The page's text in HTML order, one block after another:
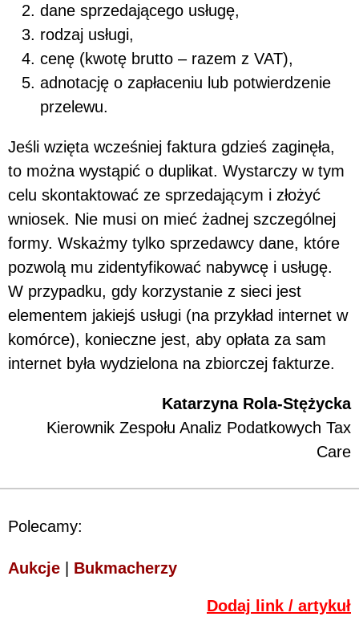
dane sprzedającego usługę,
rodzaj usługi,
cenę (kwotę brutto – razem z VAT),
adnotację o zapłaceniu lub potwierdzenie
przelewu.
Jeśli wzięta wcześniej faktura gdzieś zaginęła,
to można wystąpić o duplikat. Wystarczy w tym
celu skontaktować ze sprzedającym i złożyć
wniosek. Nie musi on mieć żadnej szczególnej
formy. Wskażmy tylko sprzedawcy dane, które
pozwolą mu zidentyfikować nabywcę i usługę.
W przypadku, gdy korzystanie z sieci jest
elementem jakiejś usługi (na przykład internet w
komórce), konieczne jest, aby opłata za sam
internet była wydzielona na zbiorczej fakturze.
Katarzyna Rola-Stężycka
Kierownik Zespołu Analiz Podatkowych Tax
Care
Polecamy:
Aukcje | Bukmacherzy
Dodaj link / artykuł